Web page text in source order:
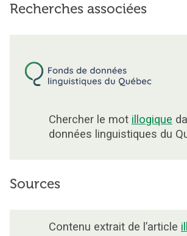
Recherches associées
Chercher le mot illogique
données linguistiques du
Sources
Contenu extrait de l’article